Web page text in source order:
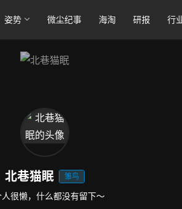
姿势 微尘纪事 海淘 研报 行
北巷猫眠 雏鸟
很懒，什么都没有留下～